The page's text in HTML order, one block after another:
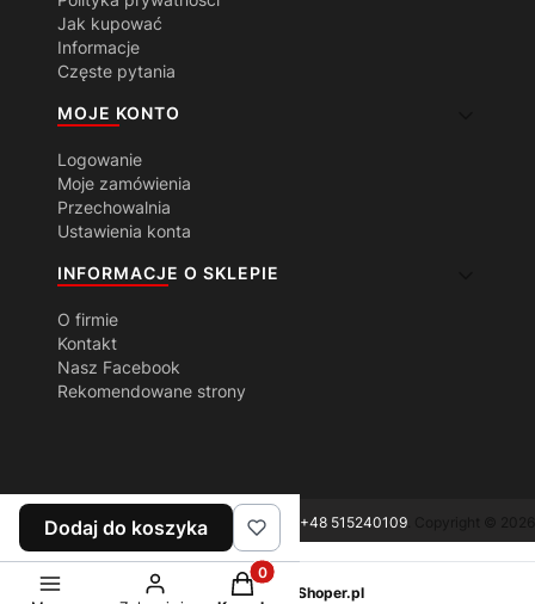
Jak kupować
Informacje
Częste pytania
MOJE KONTO
Logowanie
Moje zamówienia
Przechowalnia
Ustawienia konta
INFORMACJE O SKLEPIE
O firmie
Kontakt
Nasz Facebook
Rekomendowane strony
Alarm Serwis 84-240 Reda ul. Łąkowa 3 tel. +48 515240109. Copyright © 2026
Sklep internetowy Shoper.pl
Dodaj do koszyka
Produkty w koszyku: 0. Zobacz